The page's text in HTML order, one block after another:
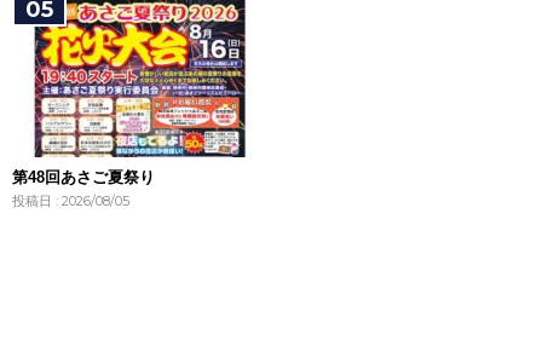
第48回あさご夏祭り
投稿日 : 2026/08/05